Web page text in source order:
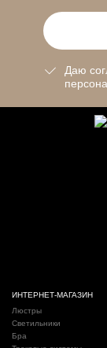
Даю
ИНТЕРНЕТ-МАГАЗИН
Люстры
Светильники
Бра